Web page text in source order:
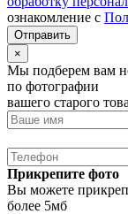
ознакомление с
×
Мы подберем вам
по фотографии
вашего старого
Прикрепите фото
Вы можете
более 5мб